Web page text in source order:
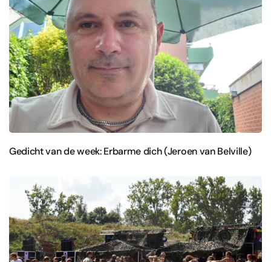
Gedicht van de week: Erbarme dich (Jeroen van Belville)